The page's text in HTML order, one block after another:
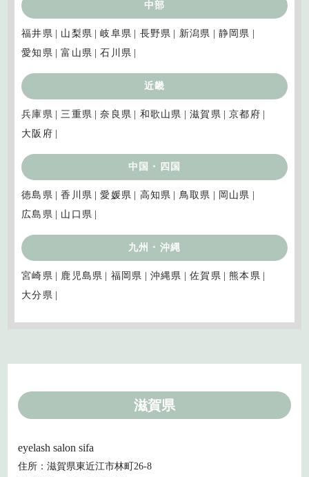
中部
福井県 山梨県 岐阜県 長野県 新潟県
静岡県
愛知県
富山県 石川県
近畿
兵庫県 三重県 奈良県 和歌山県 滋賀県
京都府
大阪府
中国・四国
徳島県 香川県 愛媛県 高知県 鳥取県
岡山県
広島県
山口県
九州・沖縄
宮崎県 鹿児島県 福岡県 沖縄県 佐賀県
熊本県
大分県
滋賀県
eyelash salon sifa
住所：滋賀県東近江市林町26-8